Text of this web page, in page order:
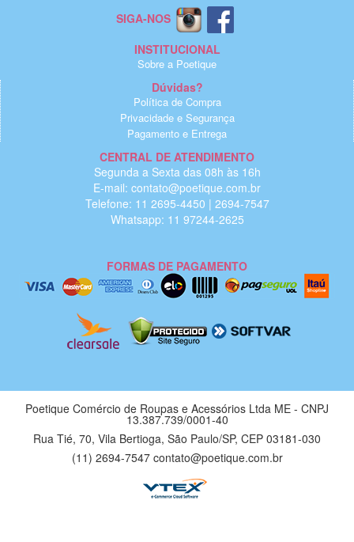
SIGA-NOS
INSTITUCIONAL
Sobre a Poetique
Dúvidas?
Política de Compra
Privacidade e Segurança
Pagamento e Entrega
CENTRAL DE ATENDIMENTO
Segunda a Sexta das 08h às 16h
E-mail: contato@poetique.com.br
Telefone: 11 2695-4450 | 2694-7547
Whatsapp: 11 97244-2625
FORMAS DE PAGAMENTO
Poetique Comércio de Roupas e Acessórios Ltda ME - CNPJ
13.387.739/0001-40
Rua Tié, 70, Vila Bertioga, São Paulo/SP, CEP 03181-030
(11) 2694-7547 contato@poetique.com.br